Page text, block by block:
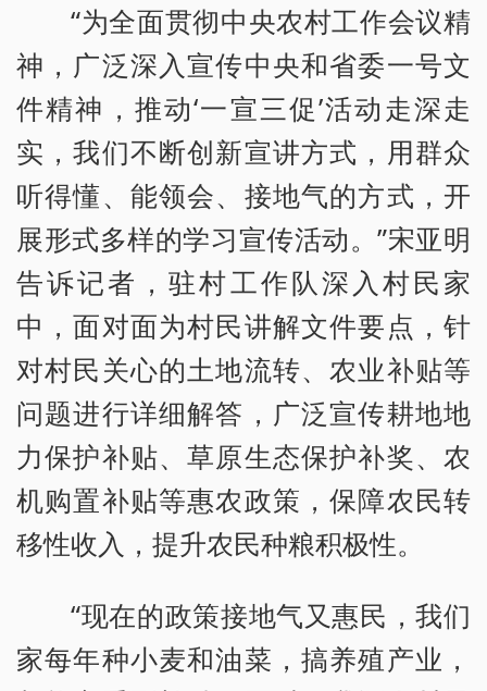
“为全面贯彻中央农村工作会议精
神，广泛深入宣传中央和省委一号文
件精神，推动‘一宣三促’活动走深走
实，我们不断创新宣讲方式，用群众
听得懂、能领会、接地气的方式，开
展形式多样的学习宣传活动。”宋亚明
告诉记者，驻村工作队深入村民家
中，面对面为村民讲解文件要点，针
对村民关心的土地流转、农业补贴等
问题进行详细解答，广泛宣传耕地地
力保护补贴、草原生态保护补奖、农
机购置补贴等惠农政策，保障农民转
移性收入，提升农民种粮积极性。
“现在的政策接地气又惠民，我们
家每年种小麦和油菜，搞养殖产业，